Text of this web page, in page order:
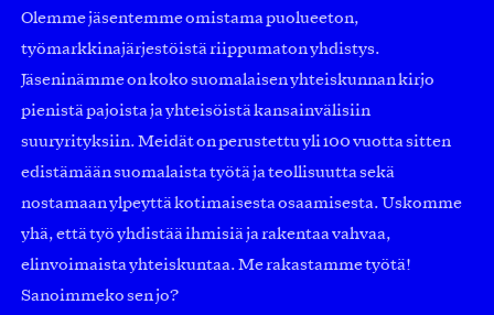
Olemme jäsentemme omistama puolueeton,
työmarkkinajärjestöistä riippumaton yhdistys.
Jäseninämme on koko suomalaisen yhteiskunnan kirjo
pienistä pajoista ja yhteisöistä kansainvälisiin
suuryrityksiin. Meidät on perustettu yli 100 vuotta sitten
edistämään suomalaista työtä ja teollisuutta sekä
nostamaan ylpeyttä kotimaisesta osaamisesta. Uskomme
yhä, että työ yhdistää ihmisiä ja rakentaa vahvaa,
elinvoimaista yhteiskuntaa. Me rakastamme työtä!
Sanoimmeko sen jo?